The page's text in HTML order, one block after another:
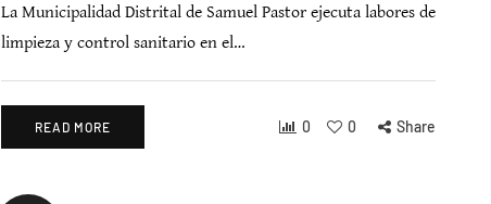
La Municipalidad Distrital de Samuel Pastor ejecuta labores de
limpieza y control sanitario en el…
READ MORE 0 0 Share